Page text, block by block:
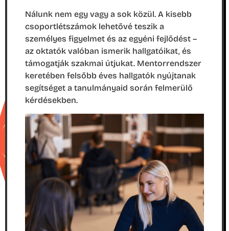
Nálunk nem egy vagy a sok közül. A kisebb
csoportlétszámok lehetővé teszik a
személyes figyelmet és az egyéni fejlődést –
az oktatók valóban ismerik hallgatóikat, és
támogatják szakmai útjukat. Mentorrendszer
keretében felsőbb éves hallgatók nyújtanak
segítséget a tanulmányaid során felmerülő
kérdésekben.